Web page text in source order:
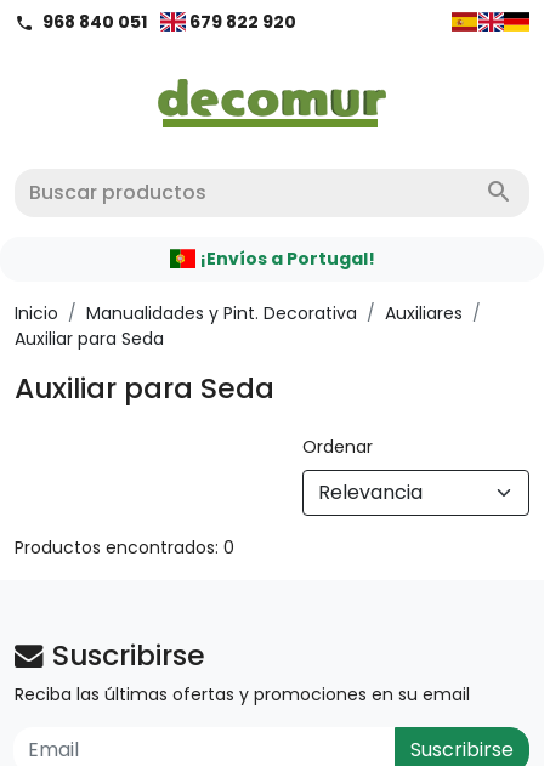
call 968 840 051 679 822 920
search
¡Envíos a Portugal!
Inicio / Manualidades y Pint. Decorativa / Auxiliares /
Auxiliar para Seda
Auxiliar para Seda
Ordenar
Productos encontrados: 0
Suscribirse
Reciba las últimas ofertas y promociones en su email
Suscribirse